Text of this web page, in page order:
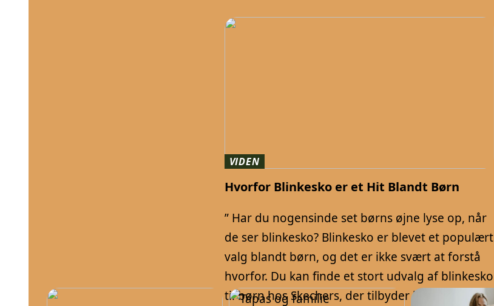
VIDEN
Hvorfor Blinkesko er et Hit Blandt Børn
” Har du nogensinde set børns øjne lyse op, når
de ser blinkesko? Blinkesko er blevet et populært
valg blandt børn, og det er ikke svært at forstå
hvorfor. Du kan finde et stort udvalg af blinkesko
til børn hos Skechers, der tilbyder både stil og